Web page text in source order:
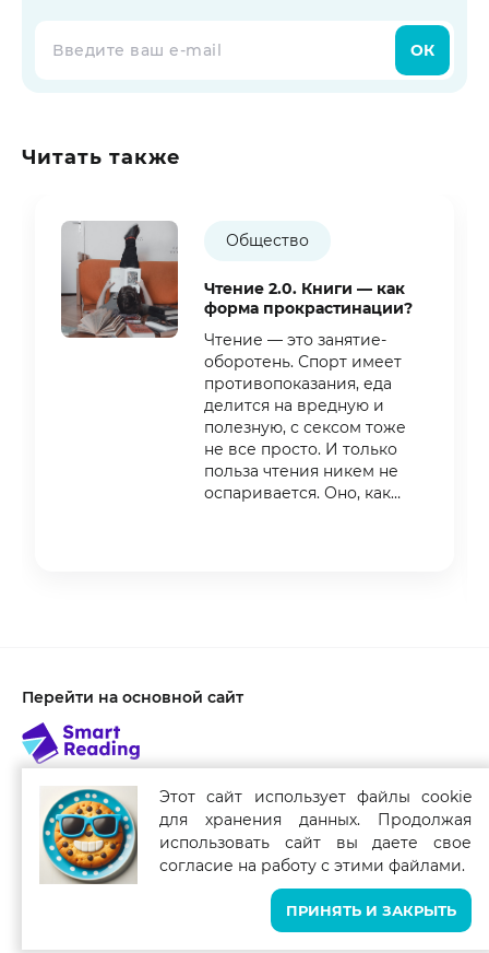
ОК
Читать также
Общество
Чтение 2.0. Книги — как
форма прокрастинации?
Чтение — это занятие-
оборотень. Спорт имеет
противопоказания, еда
делится на вредную и
полезную, с сексом тоже
не все просто. И только
польза чтения никем не
оспаривается. Оно, как
Перейти на основной сайт
Связаться с нами
Smart Reading для мобильных устройств
Этот сайт использует файлы cookie
для хранения данных. Продолжая
использовать сайт вы даете свое
согласие на работу с этими файлами.
ПРИНЯТЬ И ЗАКРЫТЬ